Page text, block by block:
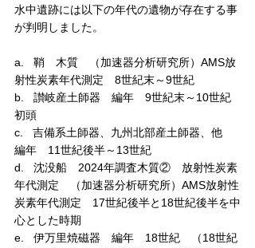
水中遺跡には以下の年代の遺物が存在する事
が判明しました。
a.   鞘　木質　（加速器分析研究所）AMS放
射性炭素年代測定　8世紀末～9世紀
b.   讃岐産土師器　編年　9世紀末～10世紀
初頭
c.   吉備系土師器、九州北部産土師器、他
編年　11世紀後半～13世紀
d.   沈没船　2024年調査木質②　放射性炭素
年代測定　（加速器分析研究所）AMS放射性
炭素年代測定　17世紀後半と18世紀後半を中
心とした時期
e.   伊万里焼磁器　編年　18世紀　（18世紀